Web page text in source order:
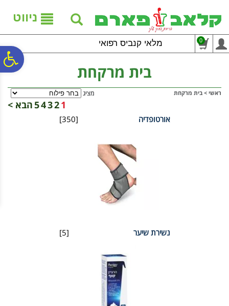
נגישות
אתר
המרכזי
ניווט
מלאי קנביס רפואי 0
בית מרקחת
ראשי > בית מרקחת מציג
1
2
3
4
5הבא >
[350] אורטופדיה
[5] נשירת שיער